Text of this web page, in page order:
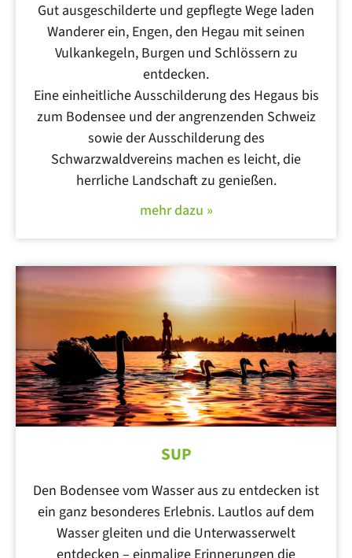
Gut ausgeschilderte und gepflegte Wege laden
Wanderer ein, Engen, den Hegau mit seinen
Vulkankegeln, Burgen und Schlössern zu
entdecken.
Eine einheitliche Ausschilderung des Hegaus bis
zum Bodensee und der angrenzenden Schweiz
sowie der Ausschilderung des
Schwarzwaldvereins machen es leicht, die
herrliche Landschaft zu genießen.
mehr dazu »
SUP
Den Bodensee vom Wasser aus zu entdecken ist
ein ganz besonderes Erlebnis. Lautlos auf dem
Wasser gleiten und die Unterwasserwelt